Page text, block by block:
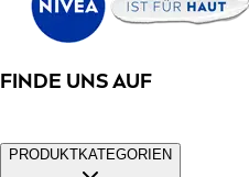
FINDE UNS AUF
PRODUKTKATEGORIEN